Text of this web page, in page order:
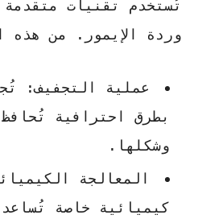
تُستخدم تقنيات
وردة الإيمور. من هذه
عملية التجفيف:
بطرق احترافية
وشكلها.
المعالجة
كيميائية خاصة